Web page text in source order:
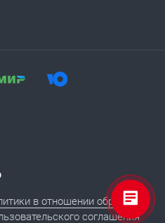
в отношении обработки
соглашения